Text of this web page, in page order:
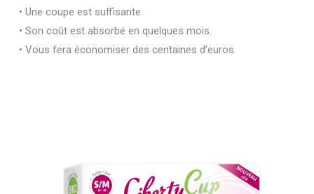
• Une coupe est suffisante.
• Son coût est absorbé en quelques mois.
• Vous fera économiser des centaines d’euros.